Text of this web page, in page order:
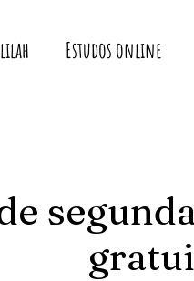
Estudos online